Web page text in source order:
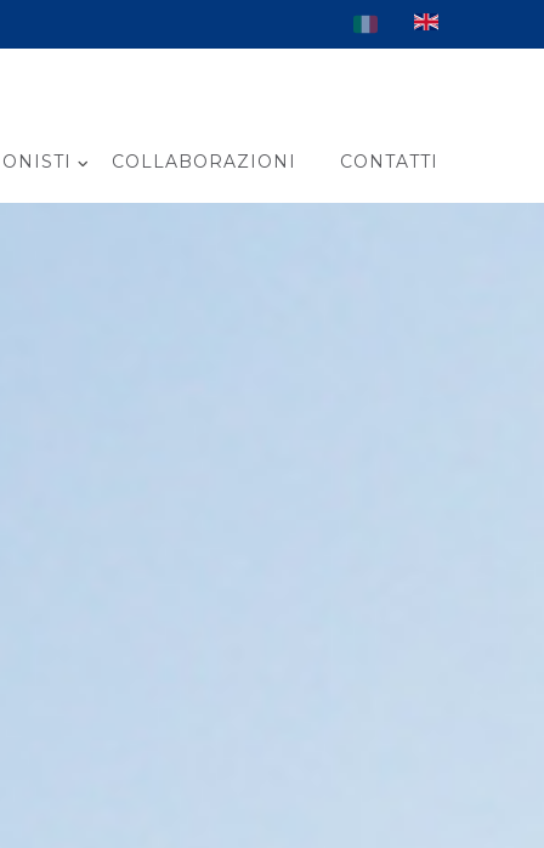
COLLABORAZIONI CONTATTI